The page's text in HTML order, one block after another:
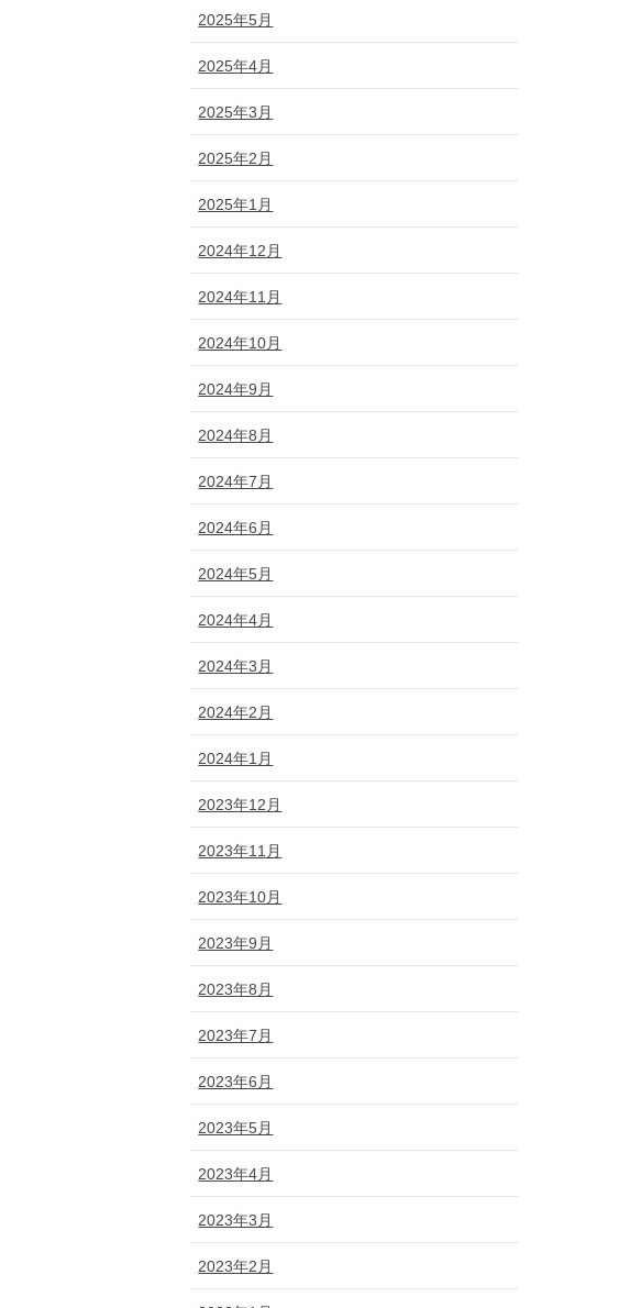
2025年5月
2025年4月
2025年3月
2025年2月
2025年1月
2024年12月
2024年11月
2024年10月
2024年9月
2024年8月
2024年7月
2024年6月
2024年5月
2024年4月
2024年3月
2024年2月
2024年1月
2023年12月
2023年11月
2023年10月
2023年9月
2023年8月
2023年7月
2023年6月
2023年5月
2023年4月
2023年3月
2023年2月